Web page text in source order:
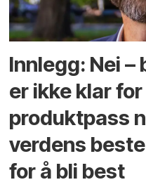
Innlegg: Nei
er ikke klar
produktpass
verdens
for å bli best